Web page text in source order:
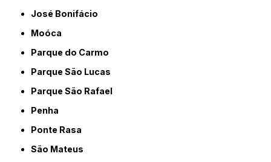
José Bonifácio
Moóca
Parque do Carmo
Parque São Lucas
Parque São Rafael
Penha
Ponte Rasa
São Mateus